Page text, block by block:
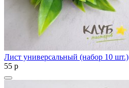
Лист универсальный (набор 10 шт.)
55 p